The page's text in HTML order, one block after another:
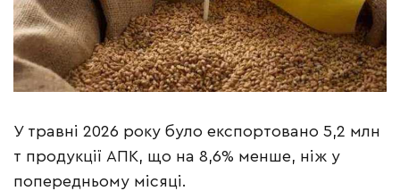
У травні 2026 року було експортовано 5,2 млн
т продукції АПК, що на 8,6% менше, ніж у
попередньому місяці.